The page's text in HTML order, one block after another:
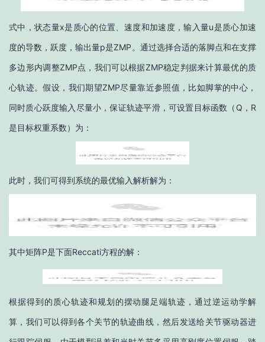
式中，状态量x是质心的位置、速度和加速度，输入量u是质心加速
度的导数，跃度，输出量p是ZMP。通过选择合适的落脚点和在支撑
多边形内调整ZMP点，我们可以根据ZMP稳定判据来计算最优的质
心轨迹。假设，我们期望ZMP尽量靠近参照值，比如脚掌的中心，
同时质心跃度输入尽量小，保证轨迹平滑，可设置目标函数（Q，R
是目标权重系数）为：
此时，我们可得到系统的最优输入解析解为：
其中矩阵P是下面Reccati方程的解：
根据得到的质心轨迹和规划的摆动腿足端轨迹，通过逆运动学解
算，我们可以得到各个关节的轨迹曲线，然后发送给关节驱动器进